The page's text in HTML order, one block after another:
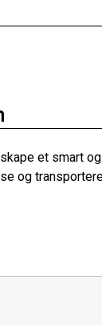
et smart
og